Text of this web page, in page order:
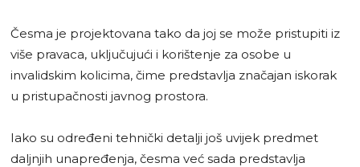
Česma je projektovana tako da joj se može pristupiti iz
više pravaca, uključujući i korištenje za osobe u
invalidskim kolicima, čime predstavlja značajan iskorak
u pristupačnosti javnog prostora.
Iako su određeni tehnički detalji još uvijek predmet
daljnjih unapređenja, česma već sada predstavlja